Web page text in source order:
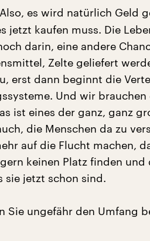
Also, es wird natürlich Geld
jetzt kaufen muss. Die
darin, eine andere
Zelte geliefert
erst dann beginnt die
Und wir
ist eines der ganz, ganz
die Menschen da zu
auf die Flucht machen,
keinen Platz finden
sie jetzt schon sind.
Sie ungefähr den Umfang